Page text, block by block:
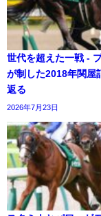
世代を超えた一戦 -
が制した2018年関屋
返る
2026年7月23日